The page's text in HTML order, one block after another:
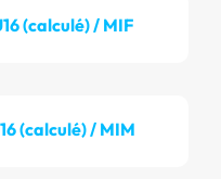
(calculé) / MIF
(calculé) / MIM